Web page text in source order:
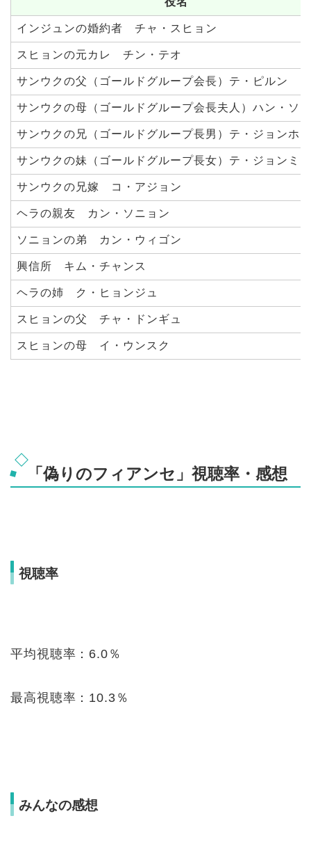
インジュンの婚約者 チャ・スヒョン
スヒョンの元カレ チン・テオ
サンウクの父（ゴールドグループ会長）テ・ピルン
サンウクの母（ゴールドグループ会長夫人）ハン・ソ
サンウクの兄（ゴールドグループ長男）テ・ジョンホ
サンウクの妹（ゴールドグループ長女）テ・ジョンミン
サンウクの兄嫁 コ・アジョン
ヘラの親友 カン・ソニョン
ソニョンの弟 カン・ウィゴン
興信所 キム・チャンス
ヘラの姉 ク・ヒョンジュ
スヒョンの父 チャ・ドンギュ
スヒョンの母 イ・ウンスク
「偽りのフィアンセ」視聴率・感想
視聴率
平均視聴率：6.0％
最高視聴率：10.3％
みんなの感想